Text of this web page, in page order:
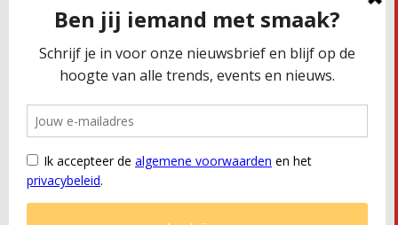
Over ons
CONTACTEER ONS
Smaakbureau Meug
Kerkstraat 19 | 2060 Antwerpen
T +32 (0) 479 32 02 66